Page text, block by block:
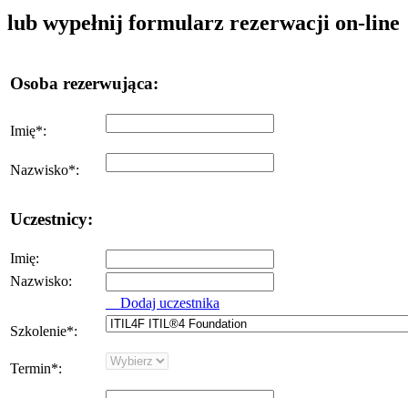
lub wypełnij formularz rezerwacji on-line
Osoba rezerwująca:
Imię*:
Nazwisko*:
Uczestnicy:
Imię:
Nazwisko:
Dodaj uczestnika
Szkolenie*:
Termin*: